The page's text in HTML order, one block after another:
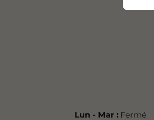
Lun - Mar :Fermé